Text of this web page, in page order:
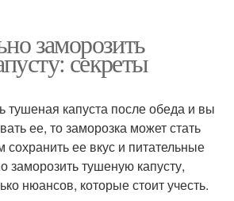
заморозить
секреты
тушеная капуста после обеда и вы
ее, то заморозка может стать
ее вкус и питательные
заморозить тушеную капусту,
нюансов, которые стоит учесть.